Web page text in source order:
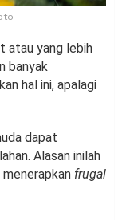
atau yang lebih
banyak
hal ini, apalagi
dapat
Alasan inilah
frugal